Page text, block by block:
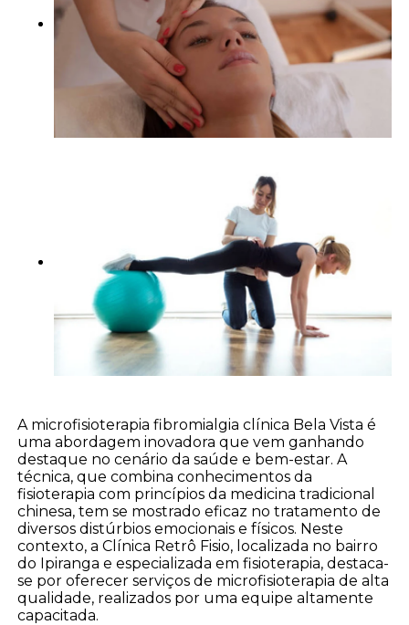
A microfisioterapia fibromialgia clínica Bela Vista é
uma abordagem inovadora que vem ganhando
destaque no cenário da saúde e bem-estar. A
técnica, que combina conhecimentos da
fisioterapia com princípios da medicina tradicional
chinesa, tem se mostrado eficaz no tratamento de
diversos distúrbios emocionais e físicos. Neste
contexto, a Clínica Retrô Fisio, localizada no bairro
do Ipiranga e especializada em fisioterapia, destaca-
se por oferecer serviços de microfisioterapia de alta
qualidade, realizados por uma equipe altamente
capacitada.